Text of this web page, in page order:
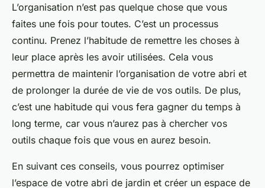
L’organisation n’est pas quelque chose que vous
faites une fois pour toutes. C’est un processus
continu. Prenez l’habitude de remettre les choses à
leur place après les avoir utilisées. Cela vous
permettra de maintenir l’organisation de votre abri et
de prolonger la durée de vie de vos outils. De plus,
c’est une habitude qui vous fera gagner du temps à
long terme, car vous n’aurez pas à chercher vos
outils chaque fois que vous en aurez besoin.
En suivant ces conseils, vous pourrez optimiser
l’espace de votre abri de jardin et créer un espace de